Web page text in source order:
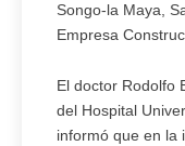
Songo-la Maya,
Empresa
El doctor Rodolfo
del Hospital
informó que en la